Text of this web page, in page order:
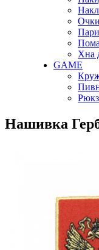
Хна
GAME
Нашивка